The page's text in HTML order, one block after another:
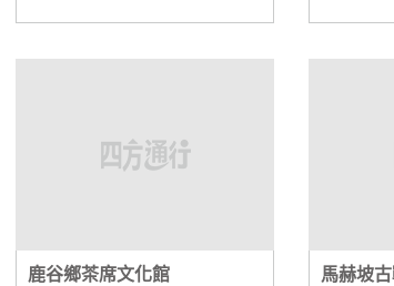
鹿谷鄉茶席文化館 馬赫坡